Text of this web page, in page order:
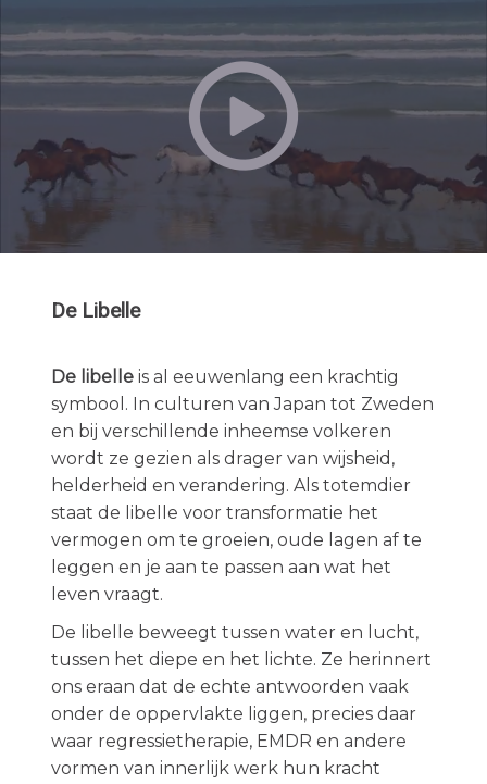
De Libelle
De libelle is al eeuwenlang een krachtig
symbool. In culturen van Japan tot Zweden
en bij verschillende inheemse volkeren
wordt ze gezien als drager van wijsheid,
helderheid en verandering. Als totemdier
staat de libelle voor transformatie het
vermogen om te groeien, oude lagen af te
leggen en je aan te passen aan wat het
leven vraagt.
De libelle beweegt tussen water en lucht,
tussen het diepe en het lichte. Ze herinnert
ons eraan dat de echte antwoorden vaak
onder de oppervlakte liggen, precies daar
waar regressietherapie, EMDR en andere
vormen van innerlijk werk hun kracht